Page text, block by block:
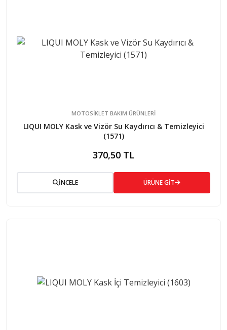
MOTOSİKLET BAKIM ÜRÜNLERİ
LIQUI MOLY Kask ve Vizör Su Kaydırıcı & Temizleyici
(1571)
370,50 TL
İNCELE ÜRÜNE GİT